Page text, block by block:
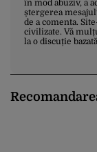
în mod abuziv, a
ștergerea
de a comenta.
civilizate. Vă
la o discuție